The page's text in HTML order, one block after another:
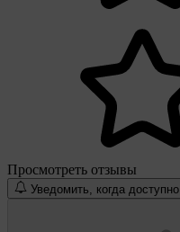
Просмотреть отзывы
Уведомить, когда доступно